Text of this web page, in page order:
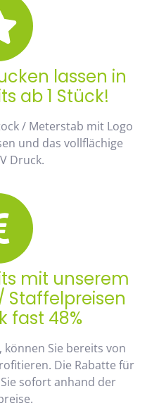
lassen in
ab 1 Stück!
/ Meterstab mit Logo
und das vollflächige
Druck.
mit unserem
fast 48%
können Sie bereits von
Die Rabatte für
sofort anhand der